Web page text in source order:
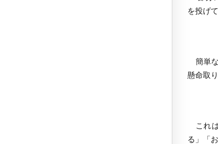
を投げ
簡単な
懸命取
これは
る」「